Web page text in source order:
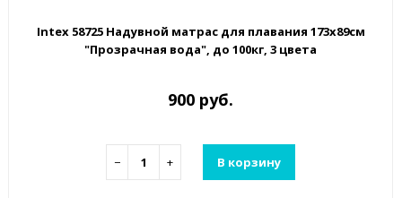
Intex 58725 Надувной матрас для плавания 173х89см
"Прозрачная вода", до 100кг, 3 цвета
900 руб.
− + В корзину